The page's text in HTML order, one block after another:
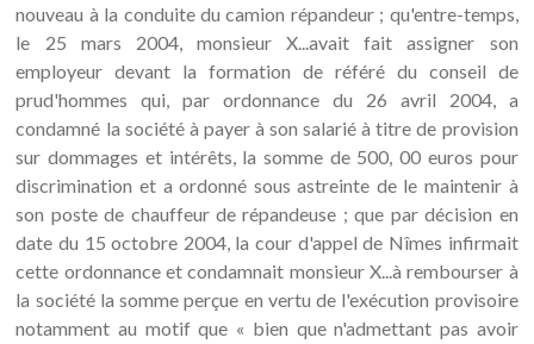
nouveau à la conduite du camion répandeur ; qu'entre-temps,
le 25 mars 2004, monsieur X...avait fait assigner son
employeur devant la formation de référé du conseil de
prud'hommes qui, par ordonnance du 26 avril 2004, a
condamné la société à payer à son salarié à titre de provision
sur dommages et intérêts, la somme de 500, 00 euros pour
discrimination et a ordonné sous astreinte de le maintenir à
son poste de chauffeur de répandeuse ; que par décision en
date du 15 octobre 2004, la cour d'appel de Nîmes infirmait
cette ordonnance et condamnait monsieur X...à rembourser à
la société la somme perçue en vertu de l'exécution provisoire
notamment au motif que « bien que n'admettant pas avoir